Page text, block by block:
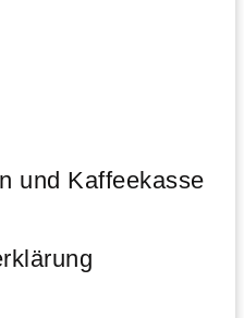
und Kaffeekasse